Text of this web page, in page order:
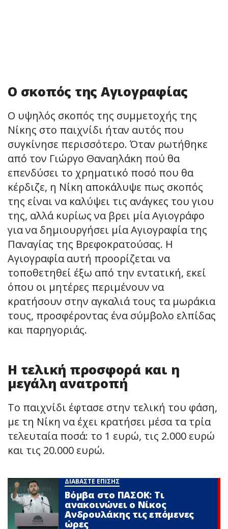
Ο σκοπός της Αγιογραφίας
Ο υψηλός σκοπός της συμμετοχής της
Νίκης στο παιχνίδι ήταν αυτός που
συγκίνησε περισσότερο. Όταν ρωτήθηκε
από τον Γιώργο Θαναηλάκη πού θα
επενδύσει το χρηματικό ποσό που θα
κέρδιζε, η Νίκη αποκάλυψε πως σκοπός
της είναι να καλύψει τις ανάγκες του γιου
της, αλλά κυρίως να βρει μία Αγιογράφο
για να δημιουργήσει μία Αγιογραφία της
Παναγίας της Βρεφοκρατούσας. Η
Αγιογραφία αυτή προορίζεται να
τοποθετηθεί έξω από την εντατική, εκεί
όπου οι μητέρες περιμένουν να
κρατήσουν στην αγκαλιά τους τα μωράκια
τους, προσφέροντας ένα σύμβολο ελπίδας
και παρηγοριάς.
Η τελική προσφορά και η
μεγάλη ανατροπή
Το παιχνίδι έφτασε στην τελική του φάση,
με τη Νίκη να έχει κρατήσει μέσα τα τρία
τελευταία ποσά: το 1 ευρώ, τις 2.000 ευρώ
και τις 20.000 ευρώ.
ΔΙΑΒΑΣΤΕ ΕΠΙΣΗΣ
Βόμβα στο ΠΑΣΟΚ: Τι
ανακοινώνει ο Νίκος
Ανδρουλάκης τις επόμενες
ώρες